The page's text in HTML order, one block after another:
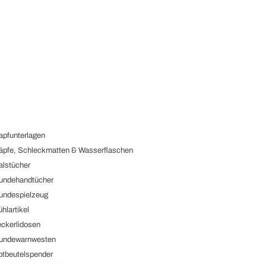
Schleckmatten & Wasserflaschen